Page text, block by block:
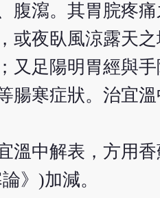
腹瀉。其胃脘疼
或夜臥風涼露天
又足陽明胃經與
寒症狀。治宜溫
溫中解表，方用香
》)加減。